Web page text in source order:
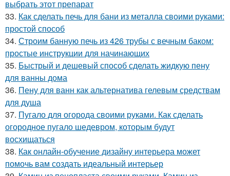
выбрать этот препарат
33. Как сделать печь для бани из металла своими руками:
простой способ
34. Строим банную печь из 426 трубы с вечным баком:
простые инструкции для начинающих
35. Быстрый и дешевый способ сделать жидкую пену
для ванны дома
36. Пену для ванн как альтернатива гелевым средствам
для душа
37. Пугало для огорода своими руками. Как сделать
огородное пугало шедевром, которым будут
восхищаться
38. Как онлайн-обучение дизайну интерьера может
помочь вам создать идеальный интерьер